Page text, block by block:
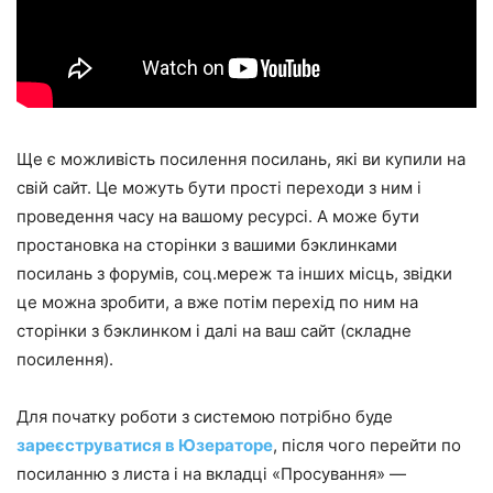
Ще є можливість посилення посилань, які ви купили на
свій сайт. Це можуть бути прості переходи з ним і
проведення часу на вашому ресурсі. А може бути
простановка на сторінки з вашими бэклинками
посилань з форумів, соц.мереж та інших місць, звідки
це можна зробити, а вже потім перехід по ним на
сторінки з бэклинком і далі на ваш сайт (складне
посилення).
Для початку роботи з системою потрібно буде
зареєструватися в Юзераторе, після чого перейти по
посиланню з листа і на вкладці «Просування» —